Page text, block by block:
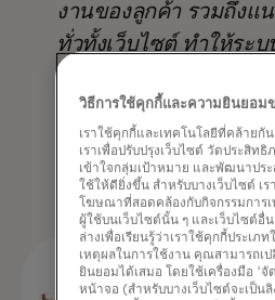
งานของลูกค้า รวมถึงแ
ทั่วทั้งเว็บไซต์ ทำให้ระ
ผลลัพธ์ แต่ยังช่วยประห
Nadav Yekutiel, Head of
วิธีการใช้คุกกี้และความยินยอม
เราใช้คุกกี้และเทคโนโลยีที่คล้ายกั
เราเพื่อปรับปรุงเว็บไซต์ วัดประสิท
เข้าใจกลุ่มเป้าหมาย และพัฒนาปร
ใช้ให้ดียิ่งขึ้น สำหรับบางเว็บไซต์ เ
โฆษณาที่สอดคล้องกับกิจกรรมการ
ผู้ใช้บนเว็บไซต์นั้น ๆ และเว็บไซต์
ล่างเพื่อเรียนรู้ว่าเราใช้คุกกี้ประเภ
เหตุผลในการใช้งาน คุณสามารถเ
ยินยอมได้เสมอ โดยใช้เครื่องมือ '
หน้าจอ (สำหรับบางเว็บไซต์จะเป็น